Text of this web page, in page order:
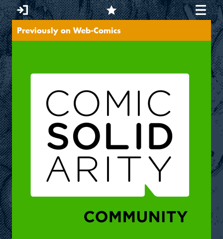
Sie sind hier
Previously on Web-Comics